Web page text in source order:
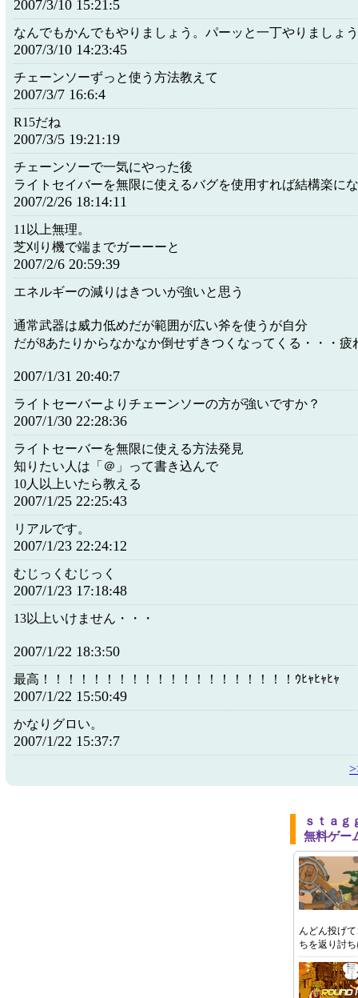
2007/3/10 15:21:5
なんでもかんでもやりましょう。パーッと一丁やりましょ
2007/3/10 14:23:45
チェーンソーずっと使う方法教えて
2007/3/7 16:6:4
R15だね
2007/3/5 19:21:19
チェーンソーで一気にやった後
ライトセイバーを無限に使えるバグを使用すれば結構楽に
2007/2/26 18:14:11
11以上無理。
芝刈り機で端までガーーーと
2007/2/6 20:59:39
エネルギーの減りはきついが強いと思う
通常武器は威力低めだが範囲が広い斧を使うが自分
だが8あたりからなかなか倒せずきつくなってくる・・・疲
2007/1/31 20:40:7
ライトセーバーよりチェーンソーの方が強いですか？
2007/1/30 22:28:36
ライトセーバーを無限に使える方法発見
知りたい人は「＠」って書き込んで
10人以上いたら教える
2007/1/25 22:25:43
リアルです。
2007/1/23 22:24:12
むじっくむじっく
2007/1/23 17:18:48
13以上いけません・・・
2007/1/22 18:3:50
最高！！！！！！！！！！！！！！！！！！！！ｳﾋｬﾋｬﾋｬ
2007/1/22 15:50:49
かなりグロい。
2007/1/22 15:37:7
ｓｔａｇ
無料ゲー
んどん投げ
ちを返り討